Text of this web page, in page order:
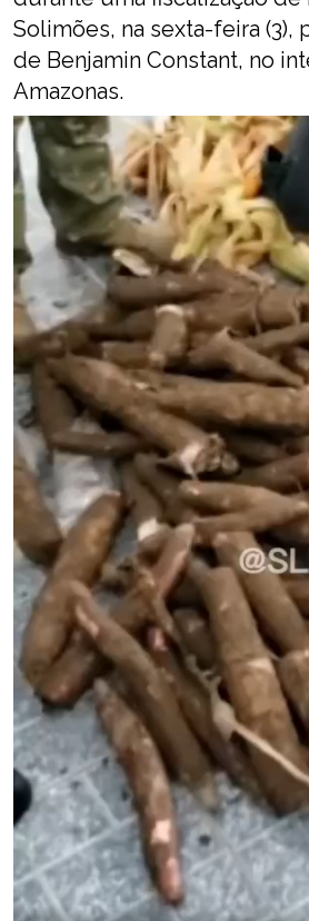
Solimões, na sexta-feira (3),
de Benjamin Constant, no
Amazonas.